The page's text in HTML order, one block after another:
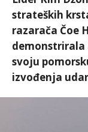
strateških
razarača Čoe
demonstrirala
svoju
izvođenja